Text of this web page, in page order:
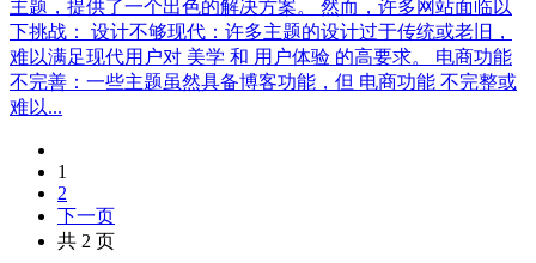
主题，提供了一个出色的解决方案。 然而，许多网站面临以
下挑战： 设计不够现代：许多主题的设计过于传统或老旧，
难以满足现代用户对 美学 和 用户体验 的高要求。 电商功能
不完善：一些主题虽然具备博客功能，但 电商功能 不完整或
难以...
1
2
下一页
共 2 页